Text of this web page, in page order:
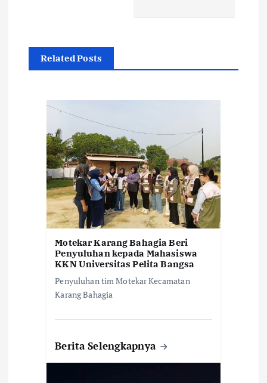
a
s
Related Posts
Motekar Karang Bahagia Beri
Penyuluhan kepada Mahasiswa
KKN Universitas Pelita Bangsa
Penyuluhan tim Motekar Kecamatan
Karang Bahagia
Berita Selengkapnya